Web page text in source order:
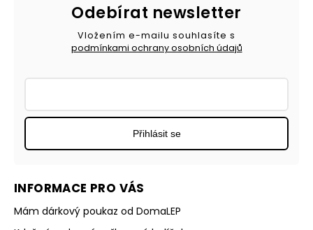
INFORMACE PRO VÁS
Mám dárkový poukaz od DomaLEP
Odebírat newsletter
Vložením e-mailu souhlasíte s
podmínkami ochrany osobních údajů
Přihlásit se